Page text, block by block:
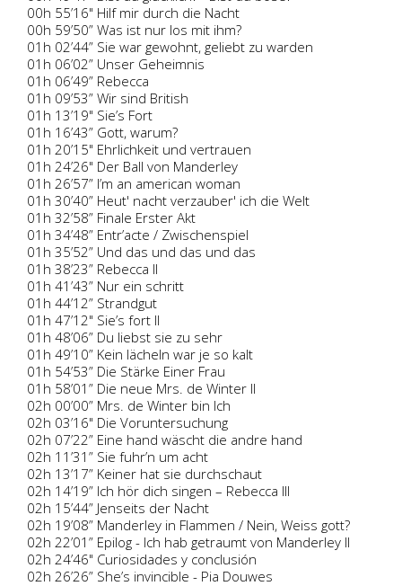
00h 55’16" Hilf mir durch die Nacht
00h 59’50” Was ist nur los mit ihm?
01h 02’44” Sie war gewohnt, geliebt zu warden
01h 06’02” Unser Geheimnis
01h 06’49” Rebecca
01h 09’53” Wir sind British
01h 13’19" Sie’s Fort
01h 16’43” Gott, warum?
01h 20’15" Ehrlichkeit und vertrauen
01h 24’26" Der Ball von Manderley
01h 26’57” I’m an american woman
01h 30’40” Heut' nacht verzauber' ich die Welt
01h 32’58” Finale Erster Akt
01h 34’48” Entr’acte / Zwischenspiel
01h 35’52” Und das und das und das
01h 38’23” Rebecca II
01h 41’43” Nur ein schritt
01h 44’12” Strandgut
01h 47’12" Sie’s fort II
01h 48’06” Du liebst sie zu sehr
01h 49’10” Kein lächeln war je so kalt
01h 54’53” Die Stärke Einer Frau
01h 58’01” Die neue Mrs. de Winter II
02h 00’00” Mrs. de Winter bin Ich
02h 03’16" Die Voruntersuchung
02h 07’22” Eine hand wäscht die andre hand
02h 11’31” Sie fuhr’n um acht
02h 13’17” Keiner hat sie durchschaut
02h 14’19” Ich hör dich singen – Rebecca III
02h 15’44” Jenseits der Nacht
02h 19’08” Manderley in Flammen / Nein, Weiss gott?
02h 22’01” Epilog - Ich hab getraumt von Manderley II
02h 24’46" Curiosidades y conclusión
02h 26’26” She’s invincible - Pia Douwes